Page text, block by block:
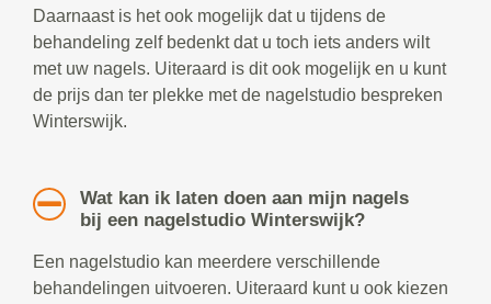
Daarnaast is het ook mogelijk dat u tijdens de
behandeling zelf bedenkt dat u toch iets anders wilt
met uw nagels. Uiteraard is dit ook mogelijk en u kunt
de prijs dan ter plekke met de nagelstudio bespreken
Winterswijk.
Wat kan ik laten doen aan mijn nagels
bij een nagelstudio Winterswijk?
Een nagelstudio kan meerdere verschillende
behandelingen uitvoeren. Uiteraard kunt u ook kiezen